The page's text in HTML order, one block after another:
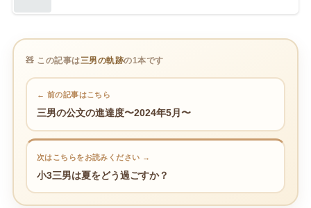
🧸 この記事は三男の軌跡の1本です
← 前の記事はこちら
三男の公文の進達度〜2024年5月〜
次はこちらをお読みください →
小3三男は夏をどう過ごすか？